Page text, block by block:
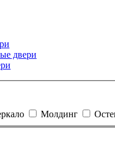
двери
Молдинг